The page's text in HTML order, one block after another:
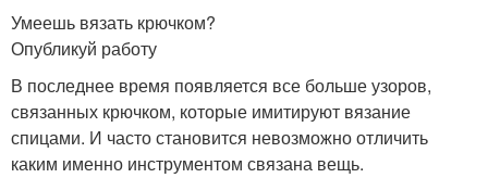
Умеешь вязать крючком?
Опубликуй работу
В последнее время появляется все больше узоров,
связанных крючком, которые имитируют вязание
спицами. И часто становится невозможно отличить
каким именно инструментом связана вещь.